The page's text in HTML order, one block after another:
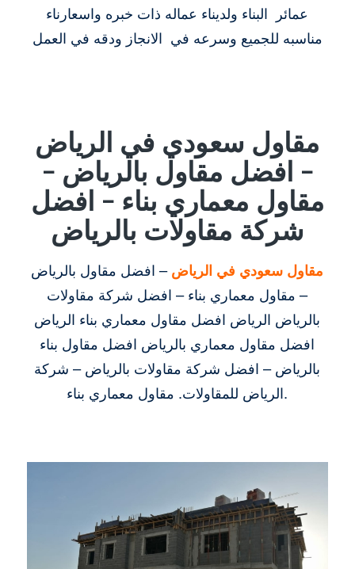
عمائر البناء ولديناء عماله ذات خبره واسعارناء
مناسبه للجميع وسرعه في الانجاز ودقه في العمل
مقاول سعودي في الرياض
– افضل مقاول بالرياض –
مقاول معماري بناء – افضل
شركة مقاولات بالرياض
مقاول سعودي في الرياض– افضل مقاول بالرياض
– مقاول معماري بناء – افضل شركة مقاولات
بالرياض الرياض افضل مقاول معماري بناء الرياض
افضل مقاول معماري بالرياض افضل مقاول بناء
بالرياض – افضل شركة مقاولات بالرياض – شركة
الرياض للمقاولات. مقاول معماري بناء.